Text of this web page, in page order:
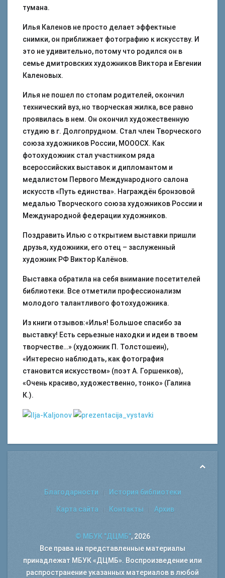
тумана.
Илья Каленов не просто делает эффектные
снимки, он приближает фотографию к искусству. И
это не удивительно, потому что родился он в
семье дмитровских художников Виктора и Евгении
Каленовых.
Илья не пошел по стопам родителей, окончил
технический вуз, но творческая жилка, все равно
проявилась в нем. Он окончил художественную
студию в г. Долгопрудном. Стал член Творческого
союза художников России, МОООСХ. Как
фотохудожник стал участником ряда
всероссийских выставок и дипломантом и
медалистом Первого Международного салона
искусств «Путь единства». Награждён бронзовой
медалью Творческого союза художников России и
Международной федерации художников.
Поздравить Илью с открытием выставки пришли
друзья, художники, его отец – заслуженный
художник РФ Виктор Калёнов.
Выставка обратила на себя внимание посетителей
библиотеки. Все отметили профессионализм
молодого талантливого фотохудожника.
Из книги отзывов:«Илья! Большое спасибо за
выставку! Есть серьезные находки и идеи в твоем
творчестве…» (художник П. Толстошеин),
«Интересно наблюдать, как фотография
становится искусством» (поэт А. Горшенков),
«Очень красиво, художественно, тонко» (Галина
К.).
Благодарности История библиотеки
Карта сайта Контакты Архив
© МБУК "ДЦМБ", 2026
Все права на представленные материалы
принадлежат МБУК «ДЦМБ». Воспроизведение или
распространение указанных материалов в любой